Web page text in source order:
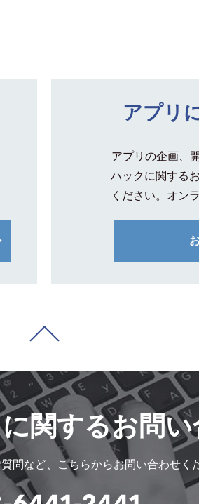
アプリ
アプリの企画、
ハックに関する
ください。オン
関するお問
問など、こちらからお問い合わせく